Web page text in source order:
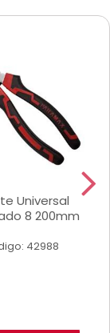
Universal
8 200mm
42988